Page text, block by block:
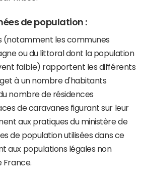
de population :
(notamment les communes
ou du littoral dont la population
faible) rapportent les différents
à un nombre d'habitants
nombre de résidences
de caravanes figurant sur leur
aux pratiques du ministère de
de population utilisées dans ce
aux populations légales non
France.